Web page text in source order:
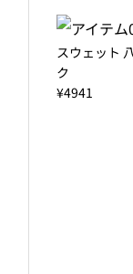
スウェット
ク
¥4941